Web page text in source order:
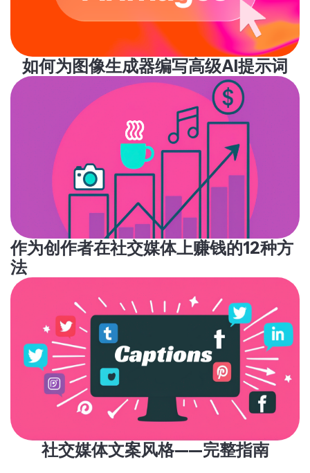
如何为图像生成器编写高级AI提示词
作为创作者在社交媒体上赚钱的12种方
法
社交媒体文案风格——完整指南